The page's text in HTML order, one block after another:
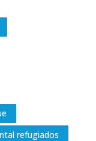
refugiados